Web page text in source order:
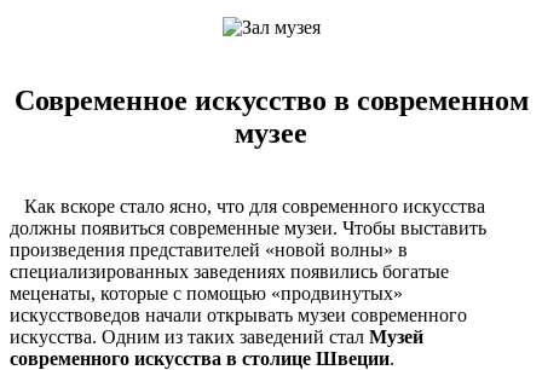
Современное искусство в современном
музее
Как вскоре стало ясно, что для современного искусства
должны появиться современные музеи. Чтобы выставить
произведения представителей «новой волны» в
специализированных заведениях появились богатые
меценаты, которые с помощью «продвинутых»
искусствоведов начали открывать музеи современного
искусства. Одним из таких заведений стал Музей
современного искусства в столице Швеции.